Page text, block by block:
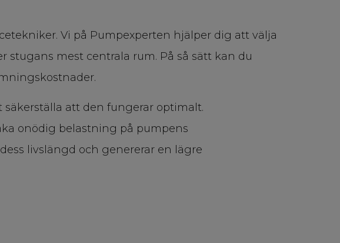
Vi på Pumpexperten hjälper dig att välja
stugans mest centrala rum. På så sätt kan du
att den fungerar optimalt.
onödig belastning på pumpens
livslängd och genererar en lägre